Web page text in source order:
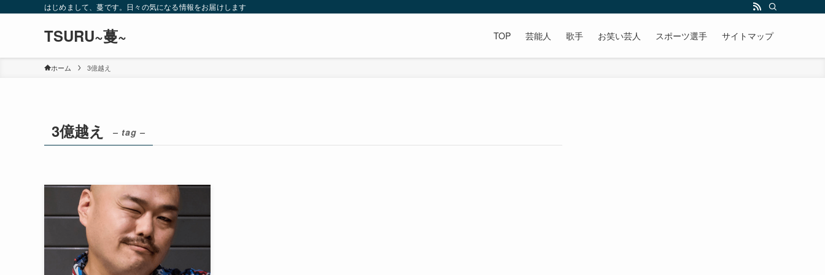
はじめまして、蔓です。日々の気になる情報をお届けします
TSURU~蔓~ TOP 芸能人 歌手 お笑い芸人 スポーツ選手 サイトマップ
ホーム 3億越え
3億越え – tag –